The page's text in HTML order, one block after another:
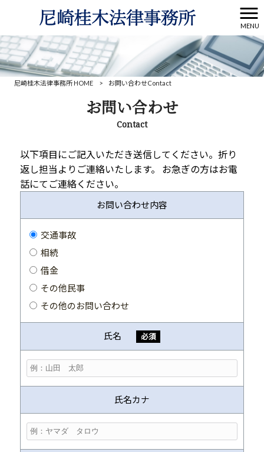
MENU
尼崎桂木法律事務所 HOME > お問い合わせContact
お問い合わせ
Contact
以下項目にご記入いただき送信してください。折り
返し担当よりご連絡いたします。 お急ぎの方はお電
話にてご連絡ください。
お問い合わせ内容
交通事故
相続
借金
その他民事
その他のお問い合わせ
氏名 必須
氏名カナ